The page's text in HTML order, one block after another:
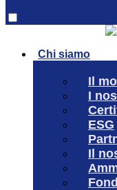
Chi siamo
Il
I
ESG
Il